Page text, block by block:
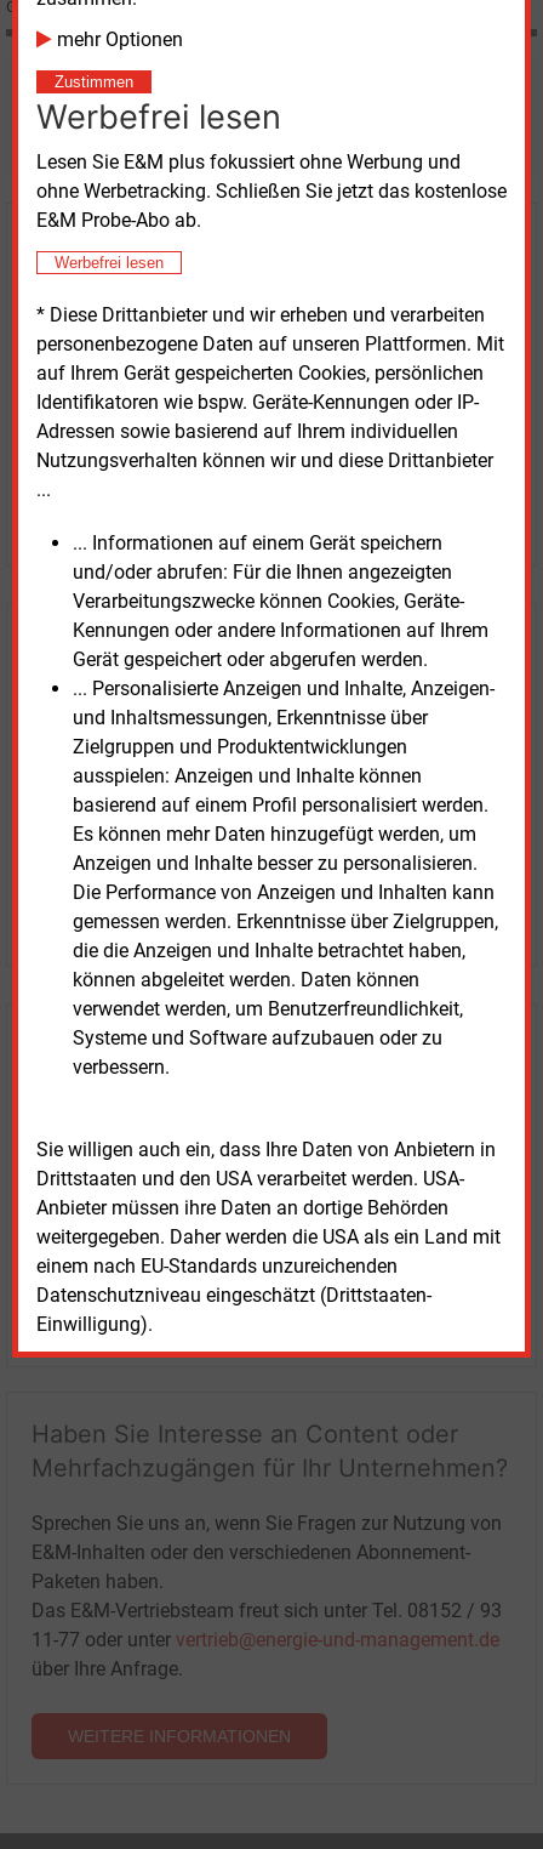
mehr Optionen
Zustimmen
Werbefrei lesen
Lesen Sie E&M plus fokussiert ohne Werbung und
ohne Werbetracking. Schließen Sie jetzt das kostenlose
E&M Probe-Abo ab.
Werbefrei lesen
* Diese Drittanbieter und wir erheben und verarbeiten
personenbezogene Daten auf unseren Plattformen. Mit
auf Ihrem Gerät gespeicherten Cookies, persönlichen
Identifikatoren wie bspw. Geräte-Kennungen oder IP-
Adressen sowie basierend auf Ihrem individuellen
Nutzungsverhalten können wir und diese Drittanbieter
...
... Informationen auf einem Gerät speichern
und/oder abrufen: Für die Ihnen angezeigten
Verarbeitungszwecke können Cookies, Geräte-
Kennungen oder andere Informationen auf Ihrem
Gerät gespeichert oder abgerufen werden.
... Personalisierte Anzeigen und Inhalte, Anzeigen-
und Inhaltsmessungen, Erkenntnisse über
Zielgruppen und Produktentwicklungen
ausspielen: Anzeigen und Inhalte können
basierend auf einem Profil personalisiert werden.
Es können mehr Daten hinzugefügt werden, um
Anzeigen und Inhalte besser zu personalisieren.
Die Performance von Anzeigen und Inhalten kann
gemessen werden. Erkenntnisse über Zielgruppen,
die die Anzeigen und Inhalte betrachtet haben,
können abgeleitet werden. Daten können
verwendet werden, um Benutzerfreundlichkeit,
Systeme und Software aufzubauen oder zu
verbessern.
Sie willigen auch ein, dass Ihre Daten von Anbietern in
Drittstaaten und den USA verarbeitet werden. USA-
Anbieter müssen ihre Daten an dortige Behörden
weitergegeben. Daher werden die USA als ein Land mit
einem nach EU-Standards unzureichenden
Datenschutzniveau eingeschätzt (Drittstaaten-
Einwilligung).
Gebühren dürfen aber so nicht erhoben werden.
Möchten Sie diese und
weitere Nachrichten lesen?
Kaufen Sie den Artikel
nur € 2.98
Testen SieE&M
kostenlos und
unverbindlich
Zwei Wochen kostenfreier Zugang
Zugang auf stündlich aktualisierte Nachrichten mit
Prognose- und Marktdaten
+ einmal täglich E&M daily
+ zwei Ausgaben der Zeitung E&M
ohne automatische Verlängerung
JETZT KOSTENLOS TESTEN
Login für Kunden
LOGIN
Haben Sie Interesse an Content oder
Mehrfachzugängen für Ihr Unternehmen?
Sprechen Sie uns an, wenn Sie Fragen zur Nutzung von
E&M-Inhalten oder den verschiedenen Abonnement-
Paketen haben.
Das E&M-Vertriebsteam freut sich unter Tel. 08152 / 93
11-77 oder unter vertrieb@energie-und-management.de
über Ihre Anfrage.
WEITERE INFORMATIONEN